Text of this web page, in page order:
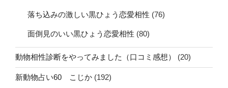
落ち込みの激しい黒ひょう恋愛相性 (76)
面倒見のいい黒ひょう恋愛相性 (80)
動物相性診断をやってみました（口コミ感想） (20)
新動物占い60 こじか (192)